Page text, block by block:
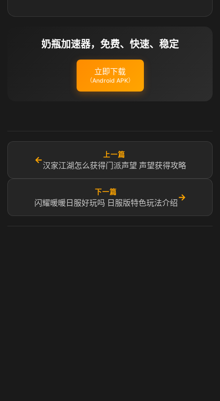
奶瓶加速器，免费、快速、稳定
立即下载
（Android APK）
←
上一篇
汉家江湖怎么获得门派声望 声望获得攻略
下一篇
闪耀暖暖日服好玩吗 日服版特色玩法介绍
→